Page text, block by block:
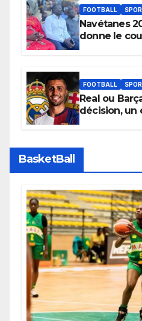
FOOTBALL
Navétanes
donne le
apaisées.
FOOTBALL
Real ou
décision, un
BasketBall